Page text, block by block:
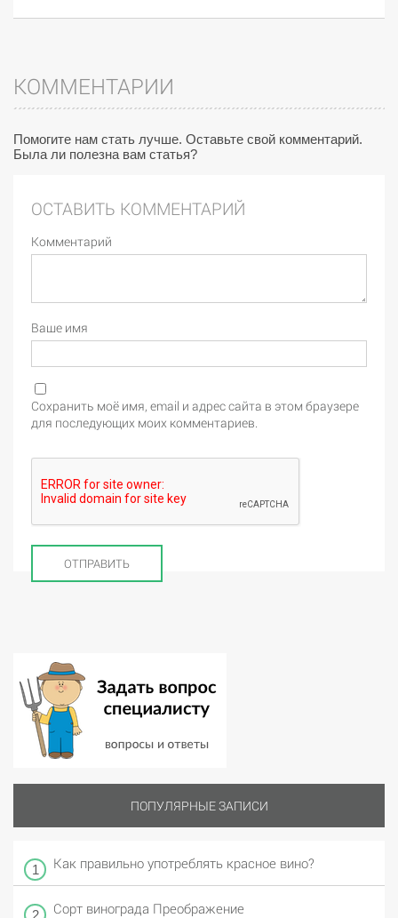
КОММЕНТАРИИ
Помогите нам стать лучше. Оставьте свой комментарий.
Была ли полезна вам статья?
ОСТАВИТЬ КОММЕНТАРИЙ
Комментарий
Ваше имя
Сохранить моё имя, email и адрес сайта в этом браузере
для последующих моих комментариев.
ПОПУЛЯРНЫЕ ЗАПИСИ
Как правильно употреблять красное вино?
Сорт винограда Преображение